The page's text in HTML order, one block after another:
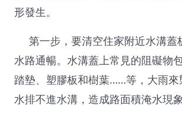
形發生。
第一步，要清空住家附近水溝蓋
水路通暢。水溝蓋上常見的阻礙物
踏墊、塑膠板和樹葉……等，大雨來
水排不進水溝，造成路面積淹水現象